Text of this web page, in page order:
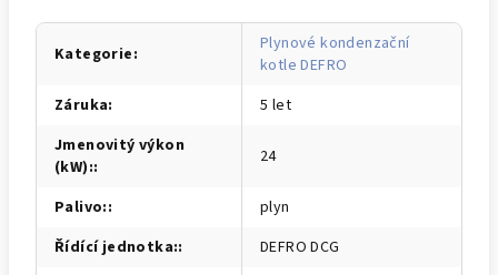
Kategorie:
Plynové kondenzační
kotle DEFRO
Záruka:
5 let
Jmenovitý výkon
(kW):: 24
Palivo::
plyn
Řídící jednotka::
DEFRO DCG